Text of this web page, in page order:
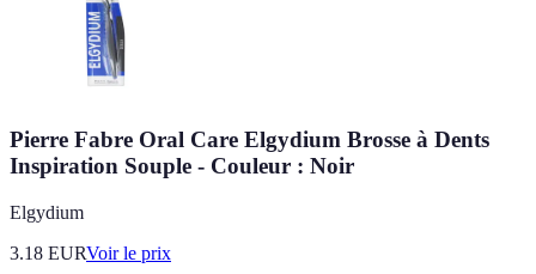
Pierre Fabre Oral Care Elgydium Brosse à Dents
Inspiration Souple - Couleur : Noir
Elgydium
3.18 EURVoir le prix